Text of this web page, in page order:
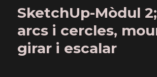
SketchUp-Mòdul
arcs i cercles,
girar i escalar